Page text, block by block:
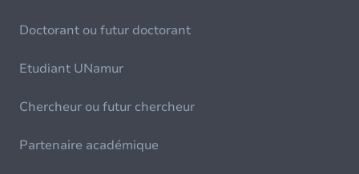
Doctorant ou futur doctorant
Etudiant UNamur
Chercheur ou futur chercheur
Partenaire académique